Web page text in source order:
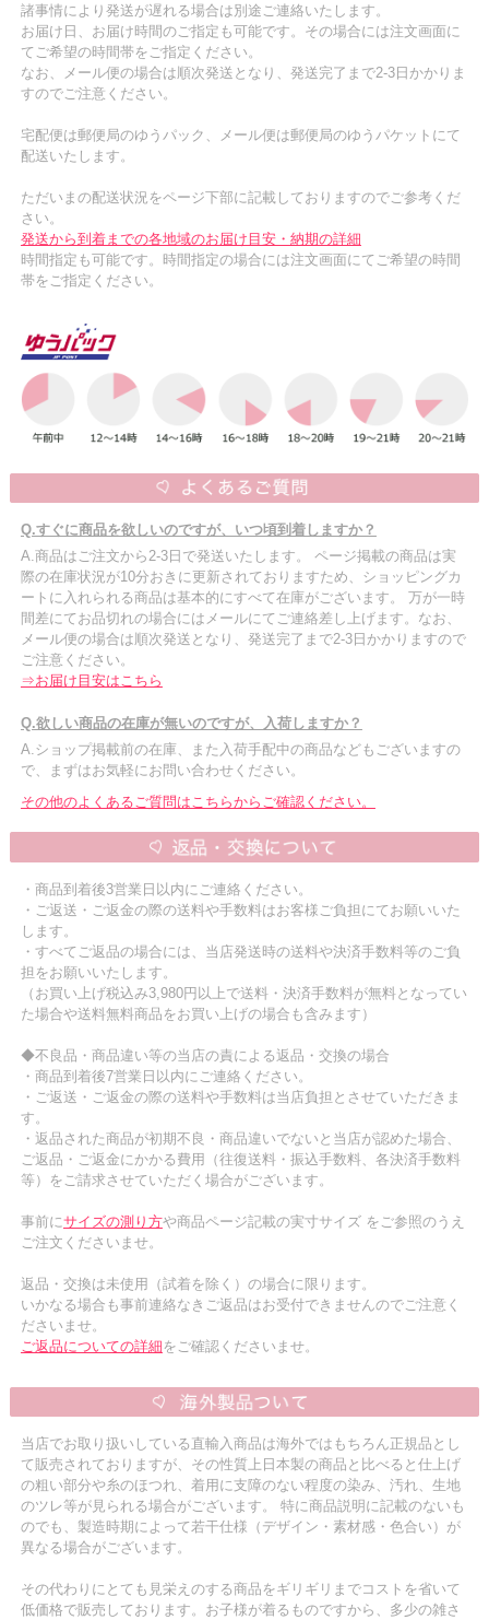
諸事情により発送が遅れる場合は別途ご連絡いたします。
お届け日、お届け時間のご指定も可能です。その場合には注文画面に
てご希望の時間帯をご指定ください。
なお、メール便の場合は順次発送となり、発送完了まで2-3日かかりま
すのでご注意ください。
宅配便は郵便局のゆうパック、メール便は郵便局のゆうパケットにて
配送いたします。
ただいまの配送状況をページ下部に記載しておりますのでご参考くだ
さい。
発送から到着までの各地域のお届け目安・納期の詳細
時間指定も可能です。時間指定の場合には注文画面にてご希望の時間
帯をご指定ください。
Q.すぐに商品を欲しいのですが、いつ頃到着しますか？
A.商品はご注文から2-3日で発送いたします。 ページ掲載の商品は実
際の在庫状況が10分おきに更新されておりますため、ショッピングカ
ートに入れられる商品は基本的にすべて在庫がございます。 万が一時
間差にてお品切れの場合にはメールにてご連絡差し上げます。なお、
メール便の場合は順次発送となり、発送完了まで2-3日かかりますので
ご注意ください。
⇒お届け目安はこちら
Q.欲しい商品の在庫が無いのですが、入荷しますか？
A.ショップ掲載前の在庫、また入荷手配中の商品などもございますの
で、まずはお気軽にお問い合わせください。
その他のよくあるご質問はこちらからご確認ください。
・商品到着後3営業日以内にご連絡ください。
・ご返送・ご返金の際の送料や手数料はお客様ご負担にてお願いいた
します。
・すべてご返品の場合には、当店発送時の送料や決済手数料等のご負
担をお願いいたします。
（お買い上げ税込み3,980円以上で送料・決済手数料が無料となってい
た場合や送料無料商品をお買い上げの場合も含みます）
◆不良品・商品違い等の当店の責による返品・交換の場合
・商品到着後7営業日以内にご連絡ください。
・ご返送・ご返金の際の送料や手数料は当店負担とさせていただきま
す。
・返品された商品が初期不良・商品違いでないと当店が認めた場合、
ご返品・ご返金にかかる費用（往復送料・振込手数料、各決済手数料
等）をご請求させていただく場合がございます。
事前にサイズの測り方や商品ページ記載の実寸サイズ をご参照のうえ
ご注文くださいませ。
返品・交換は未使用（試着を除く）の場合に限ります。
いかなる場合も事前連絡なきご返品はお受付できませんのでご注意く
ださいませ。
ご返品についての詳細をご確認くださいませ。
当店でお取り扱いしている直輸入商品は海外ではもちろん正規品とし
て販売されておりますが、その性質上日本製の商品と比べると仕上げ
の粗い部分や糸のほつれ、着用に支障のない程度の染み、汚れ、生地
のツレ等が見られる場合がございます。 特に商品説明に記載のないも
のでも、製造時期によって若干仕様（デザイン・素材感・色合い）が
異なる場合がございます。
その代わりにとても見栄えのする商品をギリギリまでコストを省いて
低価格で販売しております。お子様が着るものですから、多少の雑さ